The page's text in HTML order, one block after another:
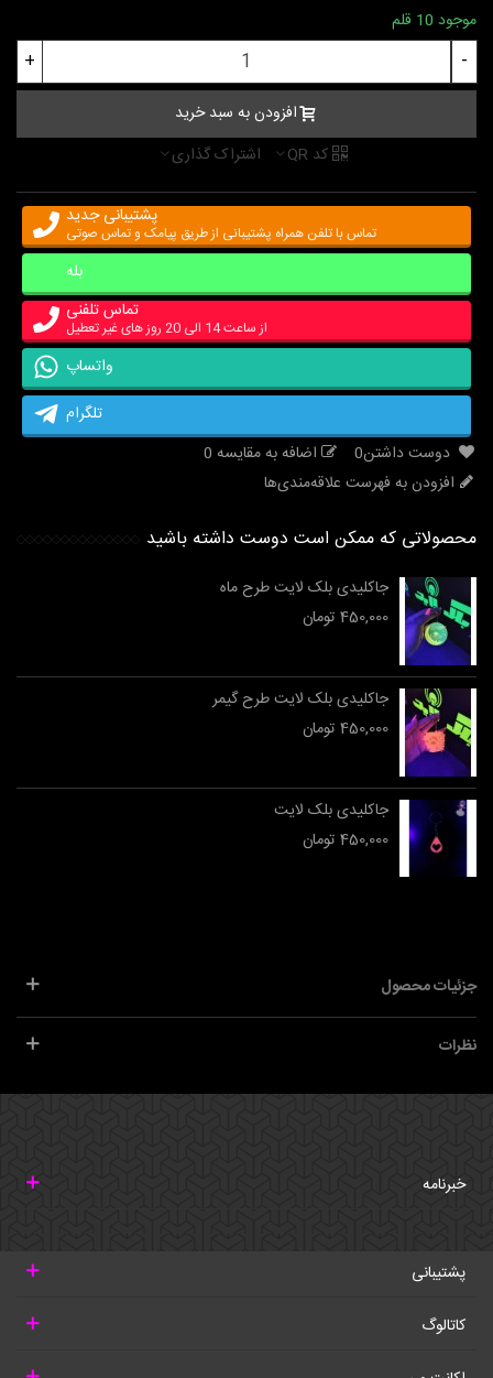
موجود 10 قلم
-
+
افزودن به سبد خرید
کد QR
اشتراک گذاری
پشتیبانی جدید
تماس با تلفن همراه پشتیبانی از طریق پیامک و تماس صوتی
بله
تماس تلفنی
از ساعت 14 الی 20 روز های غیر تعطیل
واتساپ
تلگرام
دوست داشتن0 اضافه به مقایسه 0
افزودن به فهرست علاقه‌مندی‌ها
محصولاتی که ممکن است دوست داشته باشید
جاکلیدی بلک لایت طرح ماه
450,000 تومان
جاکلیدی بلک لایت طرح گیمر
450,000 تومان
جاکلیدی بلک لایت
450,000 تومان
جزئیات محصول
نظرات
خبرنامه
پشتیبانی
کاتالوگ